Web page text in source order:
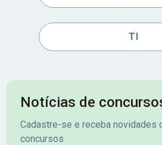
TI
Notícias de
Cadastre-se e receba novidades
concursos